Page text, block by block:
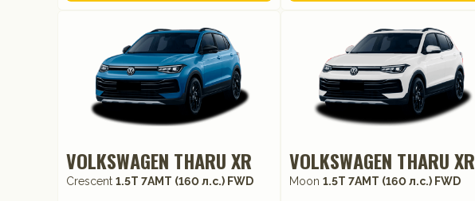
VOLKSWAGEN THARU XR
Crescent 1.5T 7AMT (160 л.с.) FWD
VOLKSWAGEN THARU XR
Moon 1.5T 7AMT (160 л.с.) FWD